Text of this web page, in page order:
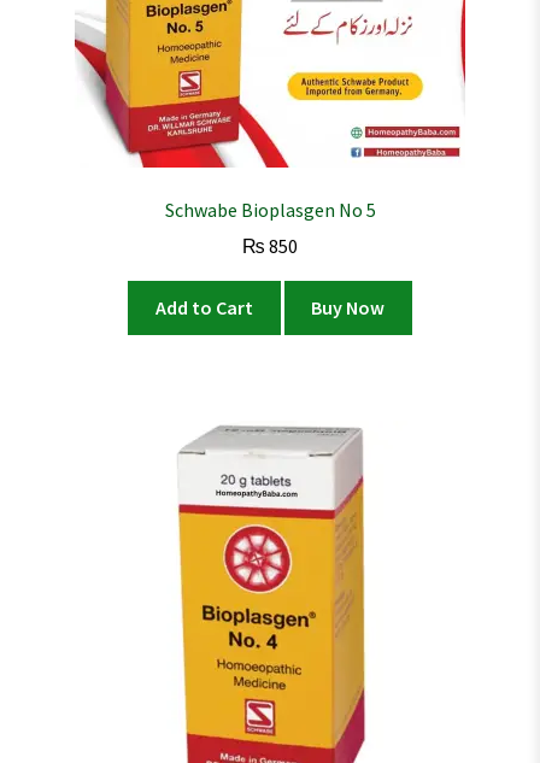
Schwabe Bioplasgen No 5
₨ 850
Add to Cart Buy Now